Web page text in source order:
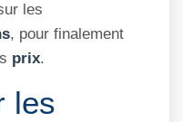
les
, pour finalement
prix.
les